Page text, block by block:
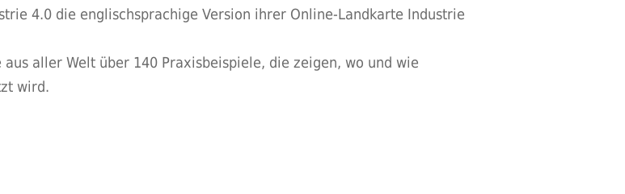
4.0 die englischsprachige Version ihrer Online-Landkarte Industrie
aller Welt über 140 Praxisbeispiele, die zeigen, wo und wie
wird.